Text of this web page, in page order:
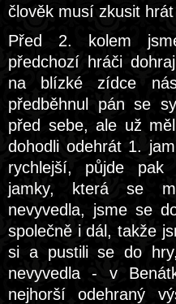
člověk musí zkusit
Před 2. kolem
předchozí hráči
na blízké zídce
předběhnul pán se
před sebe, ale už
dohodli odehrát 1.
rychlejší, půjde
jamky, která se
nevyvedla, jsme se
společně i dál, takže
si a pustili se do
nevyvedla - v
nejhorší odehraný